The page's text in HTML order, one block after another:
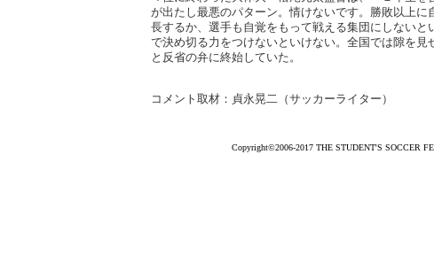
が出たし最悪のパターン。情けないです。勝敗以上
長するか、選手も自覚をもって戦える集団にしない
で決め切る力をつけないといけない。全国では隙を見
と反省の弁に終始していた。
コメント取材：貞永晃二（サッカーライター）
Copyright©2006-2017 THE STUDENT'S SOCCER